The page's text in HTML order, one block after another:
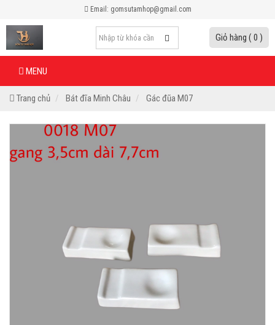
Email: gomsutamhop@gmail.com
Giỏ hàng ( 0 )
MENU
Trang chủ Bát đĩa Minh Châu Gác đũa M07